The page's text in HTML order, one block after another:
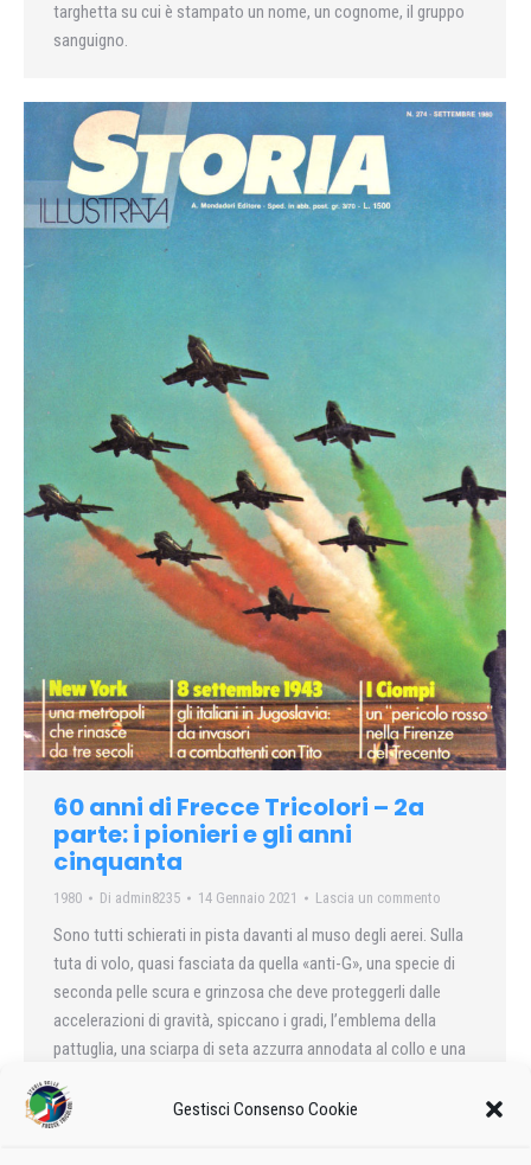
Gestisci Consenso Cookie
targhetta su cui è stampato un nome, un cognome, il gruppo
sanguigno.
60 anni di Frecce Tricolori – 2a
parte: i pionieri e gli anni
cinquanta
1980 Di admin8235 14 Gennaio 2021 Lascia un commento
Sono tutti schierati in pista davanti al muso degli aerei. Sulla
tuta di volo, quasi fasciata da quella «anti-G», una specie di
seconda pelle scura e grinzosa che deve proteggerli dalle
accelerazioni di gravità, spiccano i gradi, l’emblema della
pattuglia, una sciarpa di seta azzurra annodata al collo e una
targhetta su cui è stampato un nome, un cognome, il gruppo
sanguigno.